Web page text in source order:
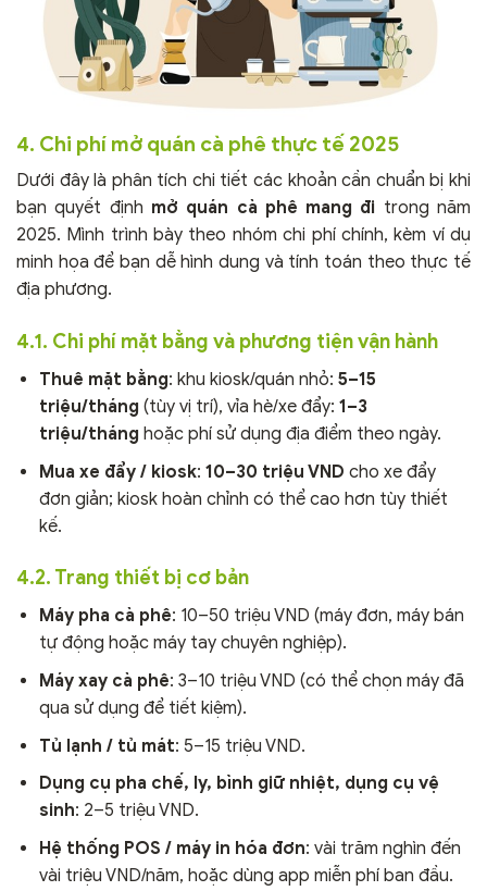
4. Chi phí mở quán cà phê thực tế 2025
Dưới đây là phân tích chi tiết các khoản cần chuẩn bị khi
bạn quyết định mở quán cà phê mang đi trong năm
2025. Mình trình bày theo nhóm chi phí chính, kèm ví dụ
minh họa để bạn dễ hình dung và tính toán theo thực tế
địa phương.
4.1. Chi phí mặt bằng và phương tiện vận hành
Thuê mặt bằng: khu kiosk/quán nhỏ: 5–15
triệu/tháng (tùy vị trí), vỉa hè/xe đẩy: 1–3
triệu/tháng hoặc phí sử dụng địa điểm theo ngày.
Mua xe đẩy / kiosk: 10–30 triệu VND cho xe đẩy
đơn giản; kiosk hoàn chỉnh có thể cao hơn tùy thiết
kế.
4.2. Trang thiết bị cơ bản
Máy pha cà phê: 10–50 triệu VND (máy đơn, máy bán
tự động hoặc máy tay chuyên nghiệp).
Máy xay cà phê: 3–10 triệu VND (có thể chọn máy đã
qua sử dụng để tiết kiệm).
Tủ lạnh / tủ mát: 5–15 triệu VND.
Dụng cụ pha chế, ly, bình giữ nhiệt, dụng cụ vệ
sinh: 2–5 triệu VND.
Hệ thống POS / máy in hóa đơn: vài trăm nghìn đến
vài triệu VND/năm, hoặc dùng app miễn phí ban đầu.